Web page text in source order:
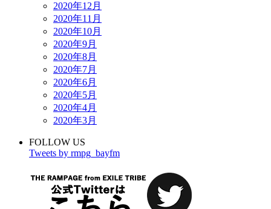
2020年12月
2020年11月
2020年10月
2020年9月
2020年8月
2020年7月
2020年6月
2020年5月
2020年4月
2020年3月
FOLLOW US
Tweets by rmpg_bayfm